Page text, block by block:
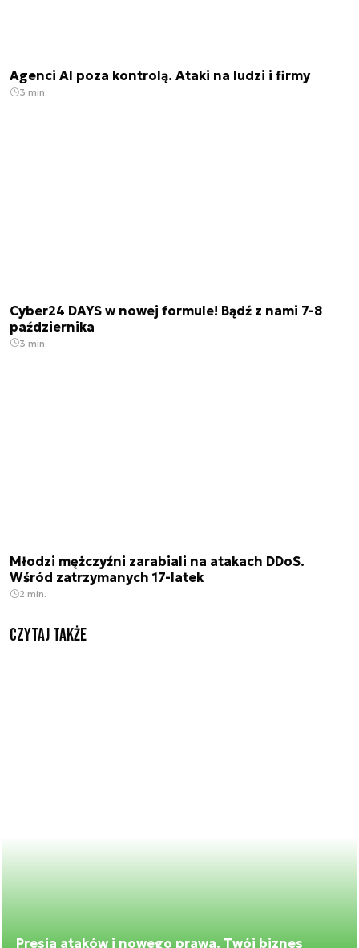
Agenci AI poza kontrolą. Ataki na ludzi i firmy
3 min.
Cyber24 DAYS w nowej formule! Bądź z nami 7-8
października
3 min.
Młodzi mężczyźni zarabiali na atakach DDoS.
Wśród zatrzymanych 17-latek
2 min.
Czytaj także
Presja ataków i nowego prawa. Twój biznes